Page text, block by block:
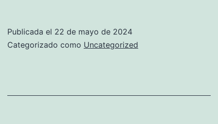
brasileño
Publicada el 22 de mayo de 2024
Categorizado como Uncategorized